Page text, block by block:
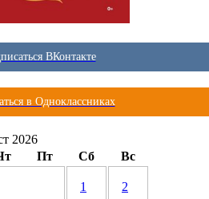
ВКонтакте
в Одноклассниках
2026
Пт Сб Вс
1 2